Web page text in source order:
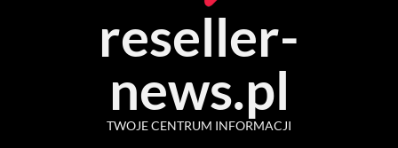
reseller-
news.pl
TWOJE CENTRUM INFORMACJI